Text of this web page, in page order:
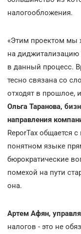
налогообложения.
«Этим проектом мы
на диджитализацию
в данный процесс.
тесно связана со
отходят в прошлое,
Ольга Таранова,
направления
ReporTax общается
понятном языке
бюрократические
помехой на пути
она.
Артем Афян,
налогов - это не